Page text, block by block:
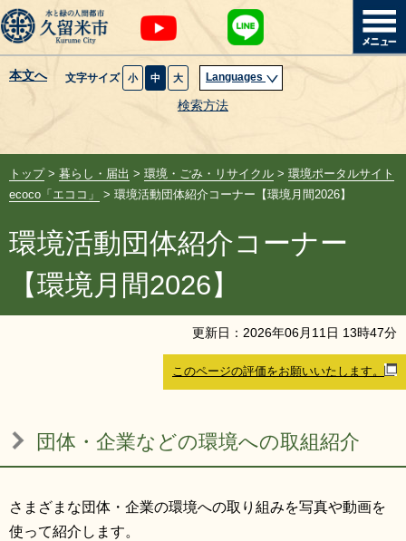
本文へ 文字サイズ 小 中 大 Languages
検索方法
暮らし・届出
健康・医療・福祉
観光魅力・イベント
創業・産業・ビジネス
組織から探す
RSS プライバシーポリシー
サイトについて
トップ> 暮らし・届出 > 環境・ごみ・リサイクル > 環境ポータルサイト
ecoco「エココ」
> 環境活動団体紹介コーナー【環境月間2026】
環境活動団体紹介コーナー
【環境月間2026】
更新日： 2026年06月 11 日 13時47分
このページの評価をお願いいたします。
団体・企業などの環境への取組紹介
さまざまな団体・企業の環境への取り組みを写真や動画を
使って紹介します。